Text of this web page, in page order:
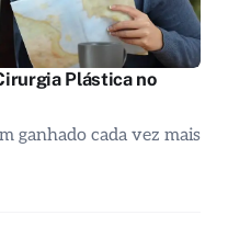
Plástica no
ganhado cada vez mais